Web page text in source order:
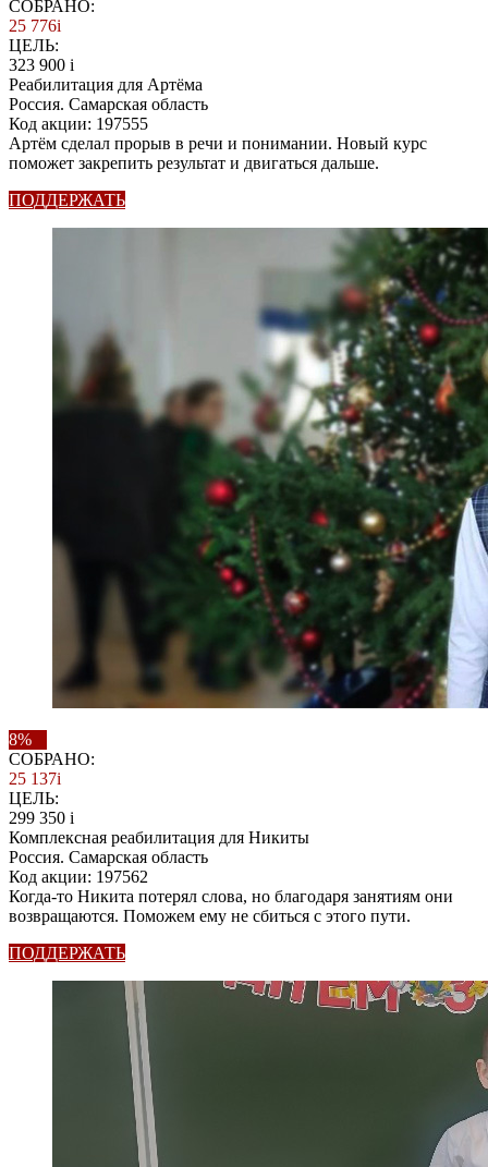
СОБРАНО:
25 776i
ЦЕЛЬ:
323 900 i
Реабилитация для Артёма
Россия. Самарская область
Код акции: 197555
Артём сделал прорыв в речи и понимании. Новый курс
поможет закрепить результат и двигаться дальше.
ПОДДЕРЖАТЬ
8%
СОБРАНО:
25 137i
ЦЕЛЬ:
299 350 i
Комплексная реабилитация для Никиты
Россия. Самарская область
Код акции: 197562
Когда-то Никита потерял слова, но благодаря занятиям они
возвращаются. Поможем ему не сбиться с этого пути.
ПОДДЕРЖАТЬ